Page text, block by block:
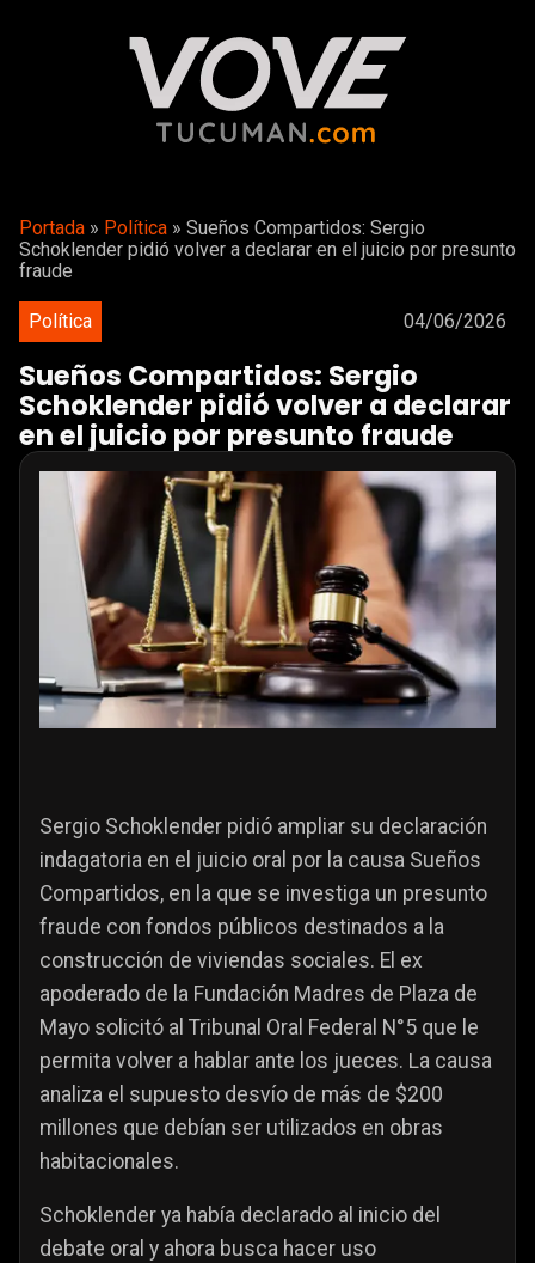
Portada » Política » Sueños Compartidos: Sergio
Schoklender pidió volver a declarar en el juicio por presunto
fraude
Política 04/06/2026
Sueños Compartidos: Sergio
Schoklender pidió volver a declarar
en el juicio por presunto fraude
Sergio Schoklender pidió ampliar su declaración
indagatoria en el juicio oral por la causa Sueños
Compartidos, en la que se investiga un presunto
fraude con fondos públicos destinados a la
construcción de viviendas sociales. El ex
apoderado de la Fundación Madres de Plaza de
Mayo solicitó al Tribunal Oral Federal N°5 que le
permita volver a hablar ante los jueces. La causa
analiza el supuesto desvío de más de $200
millones que debían ser utilizados en obras
habitacionales.
Schoklender ya había declarado al inicio del
debate oral y ahora busca hacer uso